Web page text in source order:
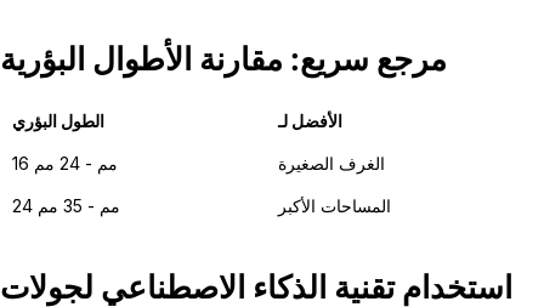
مرجع سريع: مقارنة الأطوال البؤرية
الطول البؤري الأفضل لـ
16 مم - 24 مم الغرف الصغيرة
24 مم - 35 مم المساحات الأكبر
استخدام تقنية الذكاء الاصطناعي لجولات